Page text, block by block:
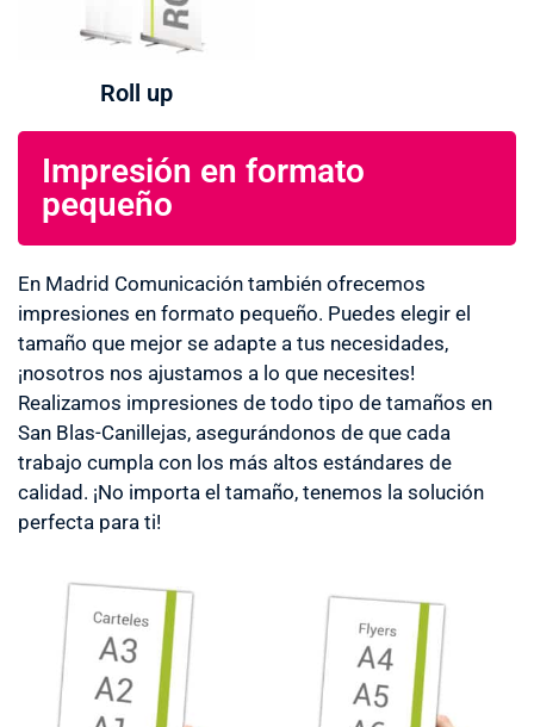
Roll up
Impresión en formato
pequeño
En Madrid Comunicación también ofrecemos
impresiones en formato pequeño. Puedes elegir el
tamaño que mejor se adapte a tus necesidades,
¡nosotros nos ajustamos a lo que necesites!
Realizamos impresiones de todo tipo de tamaños en
San Blas-Canillejas, asegurándonos de que cada
trabajo cumpla con los más altos estándares de
calidad. ¡No importa el tamaño, tenemos la solución
perfecta para ti!